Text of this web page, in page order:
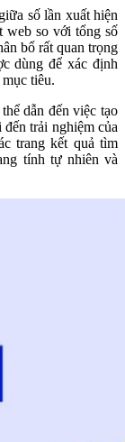
số lần xuất hiện
web so với tổng số
bổ rất quan trọng
dùng để xác định
tiêu.
dẫn đến việc tạo
đến trải nghiệm của
trang kết quả tìm
tính tự nhiên và